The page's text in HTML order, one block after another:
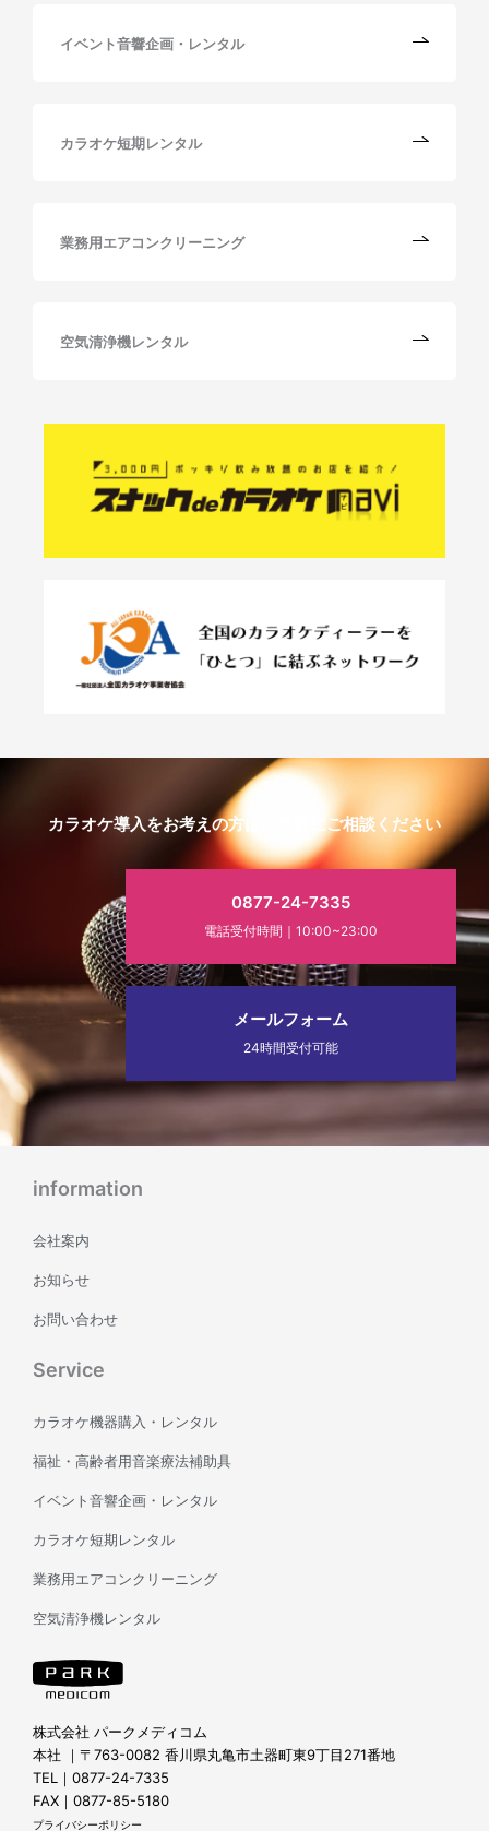
イベント音響企画・レンタル
カラオケ短期レンタル
業務用エアコンクリーニング
空気清浄機レンタル
カラオケ導入をお考えの方はお気軽にご相談ください
0877-24-7335
電話受付時間｜10:00~23:00
メールフォーム
24時間受付可能
株式会社 パークメディコム
本社 ｜〒763-0082 香川県丸亀市土器町東9丁目271番地
TEL｜0877-24-7335
FAX｜0877-85-5180
プライバシーポリシー
Service
カラオケ機器購入・レンタル
福祉・高齢者用音楽療法補助具
イベント音響企画・レンタル
カラオケ短期レンタル
業務用エアコンクリーニング
空気清浄機レンタル
information
会社案内
お知らせ
お問い合わせ